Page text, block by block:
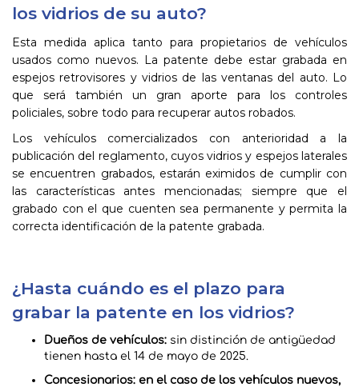
los vidrios de su auto?
Esta medida aplica tanto para propietarios de vehículos
usados como nuevos. La patente debe estar grabada en
espejos retrovisores y vidrios de las ventanas del auto. Lo
que será también un gran aporte para los controles
policiales, sobre todo para recuperar autos robados.
Los vehículos comercializados con anterioridad a la
publicación del reglamento, cuyos vidrios y espejos laterales
se encuentren grabados, estarán eximidos de cumplir con
las características antes mencionadas; siempre que el
grabado con el que cuenten sea permanente y permita la
correcta identificación de la patente grabada.
¿Hasta cuándo es el plazo para
grabar la patente en los vidrios?
Dueños de vehículos: sin distinción de antigüedad
tienen hasta el 14 de mayo de 2025.
Concesionarios: en el caso de los vehículos nuevos,